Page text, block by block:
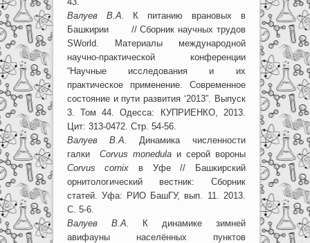
Валуев В.А.
К питанию врановых в
Башкирии // Сборник научных трудов
SWorld. Материалы международной
научно-практической конференции
“Научные исследования и их
практическое применение. Современное
состояние и пути развития ‘2013”. Выпуск
3. Том 44. Одесса: КУПРИЕНКО, 2013.
Цит: 313-0472. Стр. 54-56.
Валуев В.А. Динамика численности
галки Corvus monedulaи серой вороны
Corvus cornix в Уфе // Башкирский
орнитологический вестник: Сборник
статей. Уфа: РИО БашГУ, вып. 11. 2013.
С. 5-6.
Валуев В.А.
К динамике зимней
авифауны населённых пунктов